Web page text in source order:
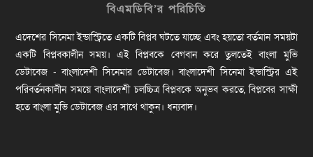
বিএমডিবি’র পরিচিতি
এদেশের সিনেমা ইন্ডাস্ট্রিতে একটি বিপ্লব ঘটতে যাচ্ছে এবং হয়তো বর্তমান সময়টা
একটি বিপ্লবকালীন সময়। এই বিপ্লবকে বেগবান করে তুলতেই বাংলা মুভি
ডেটাবেজ - বাংলাদেশী সিনেমার ডেটাবেজ। বাংলাদেশী সিনেমা ইন্ডাস্ট্রির এই
পরিবর্তনকালীন সময়ে বাংলাদেশী চলচ্চিত্র বিপ্লবকে অনুভব করতে, বিপ্লবের সাক্ষী
হতে বাংলা মুভি ডেটাবেজ এর সাথে থাকুন। ধন্যবাদ।